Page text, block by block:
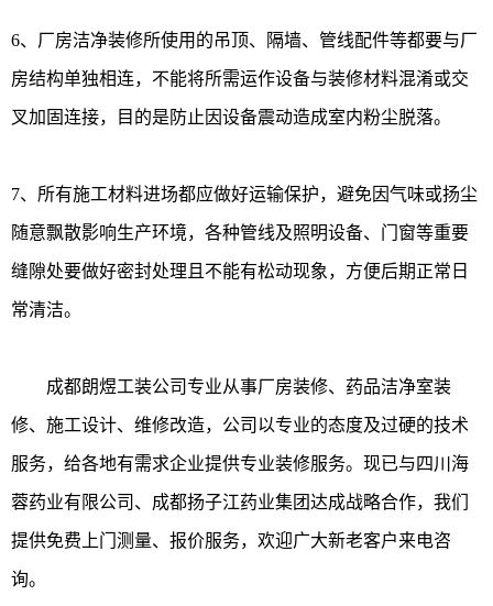
6、厂房洁净装修所使用的吊顶、隔墙、管线配件等都要与厂
房结构单独相连，不能将所需运作设备与装修材料混淆或交
叉加固连接，目的是防止因设备震动造成室内粉尘脱落。
7、所有施工材料进场都应做好运输保护，避免因气味或扬尘
随意飘散影响生产环境，各种管线及照明设备、门窗等重要
缝隙处要做好密封处理且不能有松动现象，方便后期正常日
常清洁。
成都朗煜工装公司专业从事厂房装修、药品洁净室装
修、施工设计、维修改造，公司以专业的态度及过硬的技术
服务，给各地有需求企业提供专业装修服务。现已与四川海
蓉药业有限公司、成都扬子江药业集团达成战略合作，我们
提供免费上门测量、报价服务，欢迎广大新老客户来电咨
询。